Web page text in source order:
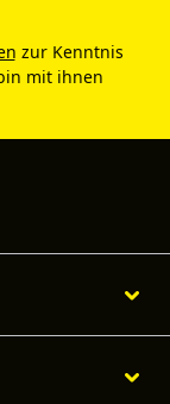
zur Kenntnis
mit ihnen